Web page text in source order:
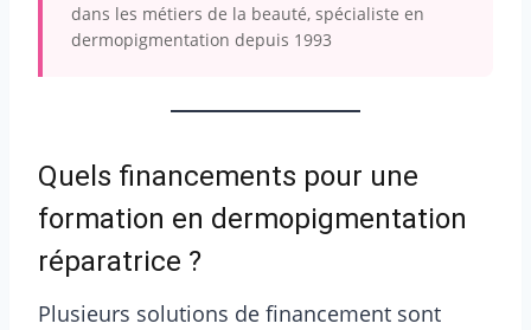
dans les métiers de la beauté, spécialiste en
dermopigmentation depuis 1993
Quels financements pour une
formation en dermopigmentation
réparatrice ?
Plusieurs solutions de financement sont